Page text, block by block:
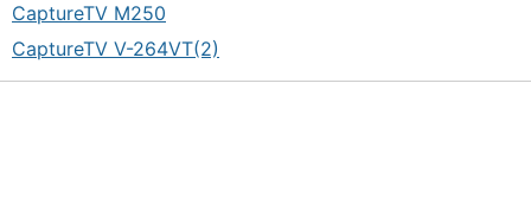
CaptureTV M250
CaptureTV V-264VT(2)